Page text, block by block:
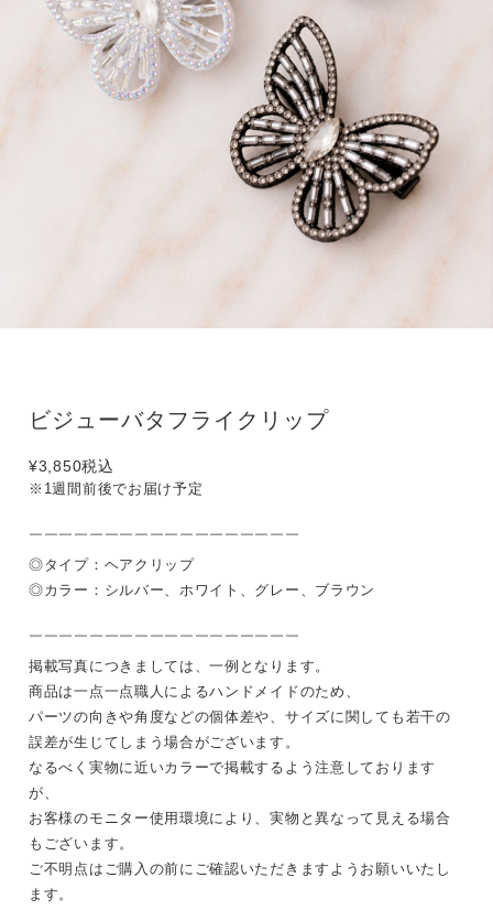
ビジューバタフライクリップ
¥3,850税込
※1週間前後でお届け予定
￣￣￣￣￣￣￣￣￣￣￣￣￣￣￣￣￣￣
◎タイプ：ヘアクリップ
◎カラー：シルバー、ホワイト、グレー、ブラウン
￣￣￣￣￣￣￣￣￣￣￣￣￣￣￣￣￣￣
掲載写真につきましては、一例となります。
商品は一点一点職人によるハンドメイドのため、
パーツの向きや角度などの個体差や、サイズに関しても若干の
誤差が生じてしまう場合がございます。
なるべく実物に近いカラーで掲載するよう注意しております
が、
お客様のモニター使用環境により、実物と異なって見える場合
もございます。
ご不明点はご購入の前にご確認いただきますようお願いいたし
ます。